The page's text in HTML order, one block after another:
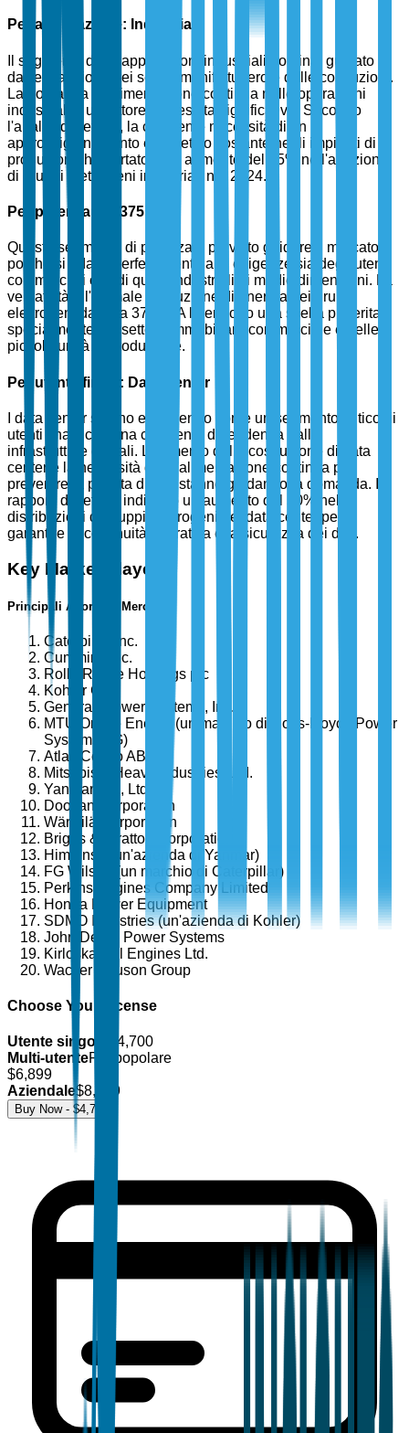
Per applicazione: Industriale
Il segmento delle applicazioni industriali domina, guidato
dall'espansione dei settori manifatturiero e delle costruzioni.
La domanda di alimentazione continua nelle operazioni
industriali è un fattore di crescita significativo. Secondo
l'analisi di settore, la crescente necessità di un
approvvigionamento energetico costante negli impianti di
produzione ha portato a un aumento del 35% nell'adozione
di gruppi elettrogeni industriali nel 2024.
Per potenza: 75-375 kVA
Questo segmento di potenza è previsto guidare il mercato,
poiché si adatta perfettamente alle esigenze sia degli utenti
commerciali che di quelli industriali di medie dimensioni. La
versatilità e l'ottimale produzione di energia dei gruppi
elettrogeni da 75 a 375 kVA li rendono una scelta preferita,
specialmente nel settore immobiliare commerciale e nelle
piccole unità di produzione.
Per utente finale: Data Center
I data center stanno emergendo come un segmento critico di
utenti finali, con una crescente dipendenza dalle
infrastrutture digitali. L'aumento della costruzione di data
center e la necessità di un'alimentazione continua per
prevenire la perdita di dati stanno guidando la domanda. I
rapporti di settore indicano un aumento del 50% nelle
distribuzioni di gruppi elettrogeni nei data center per
garantire la continuità operativa e la sicurezza dei dati.
Key Market Players
Principali Attori del Mercato
Caterpillar Inc.
Cummins Inc.
Rolls-Royce Holdings plc
Kohler Co.
Generac Power Systems, Inc.
MTU Onsite Energy (un marchio di Rolls-Royce Power
Systems AG)
Atlas Copco AB
Mitsubishi Heavy Industries, Ltd.
Yanmar Co., Ltd.
Doosan Corporation
Wärtsilä Corporation
Briggs & Stratton Corporation
Himoinsa (un'azienda di Yanmar)
FG Wilson (un marchio di Caterpillar)
Perkins Engines Company Limited
Honda Power Equipment
SDMO Industries (un'azienda di Kohler)
John Deere Power Systems
Kirloskar Oil Engines Ltd.
Wacker Neuson Group
Choose Your License
Utente singolo
4,700
Multi-utentePiù popolare
$6,899
Aziendale$8,499
Buy Now - $4,700